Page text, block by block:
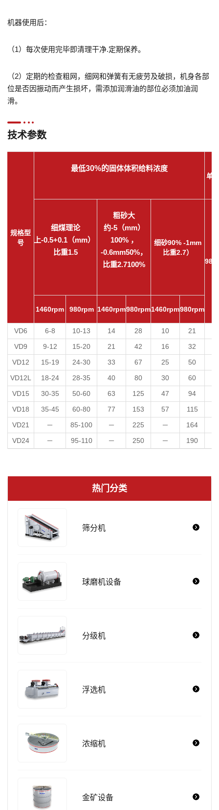
机器使用后：
（1）每次使用完毕即清理干净.定期保养。
（2）定期的检查粗网，细网和弹簧有无疲劳及破损，机身各部
位是否因振动而产生损坏，需添加润滑油的部位必须加油润
滑。
技术参数
规格型
号
最低30%的固体体积给料浓度
单
细煤理论
上-0.5+0.1（mm）
比重1.5
粗砂大
约-5（mm）
100% ，
-0.6mm50%，
比重2.7100%
细砂90% -1mm
比重2.7）
1460rpm 980rpm 1460rpm980rpm1460rpm980rpm
VD6 6-8 10-13 14 28 10 21
VD9
9-12 15-20 21 42 16 32
VD12
15-19 24-30 33 67 25 50
VD12L
18-24 28-35 40 80 30 60
VD15
30-35 50-60 63 125 47 94
VD18
35-45 60-80 77 153 57 115
VD21
－ 85-100 － 225 － 164
VD24
－ 95-110 － 250 － 190
热门分类
筛分机
球磨机设备
分级机
浮选机
浓缩机
金矿设备